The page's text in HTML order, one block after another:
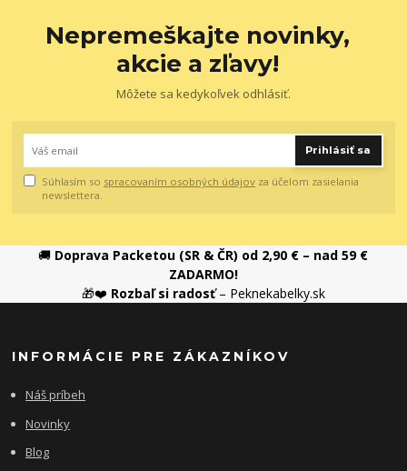
Nepremeškajte novinky,
akcie a zľavy!
Môžete sa kedykoľvek odhlásiť.
Prihlásiť sa
Súhlasím so spracovaním osobných údajov za účelom zasielania
newslettera.
🚚 Doprava Packetou (SR & ČR) od 2,90 € – nad 59 €
ZADARMO!
🎁❤️ Rozbaľ si radosť– Peknekabelky.sk
INFORMÁCIE PRE ZÁKAZNÍKOV
Náš príbeh
Novinky
Blog